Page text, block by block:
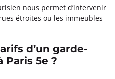
nous permet d’intervenir
étroites ou les immeubles
d’un garde-
Paris 5e ?